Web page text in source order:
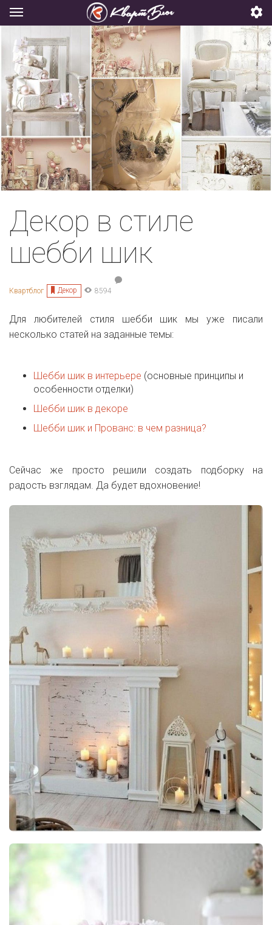
Декор в стиле
шебби шик
Квартблог Декор 8594
Для любителей стиля шебби шик мы уже писали
несколько статей на заданные темы:
Шебби шик в интерьере (основные принципы и
особенности отделки)
Шебби шик в декоре
Шебби шик и Прованс: в чем разница?
Сейчас же просто решили создать подборку на
радость взглядам. Да будет вдохновение!